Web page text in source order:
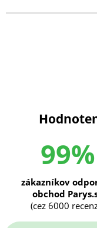
99%
zákazníkov
obchod
(cez 6000